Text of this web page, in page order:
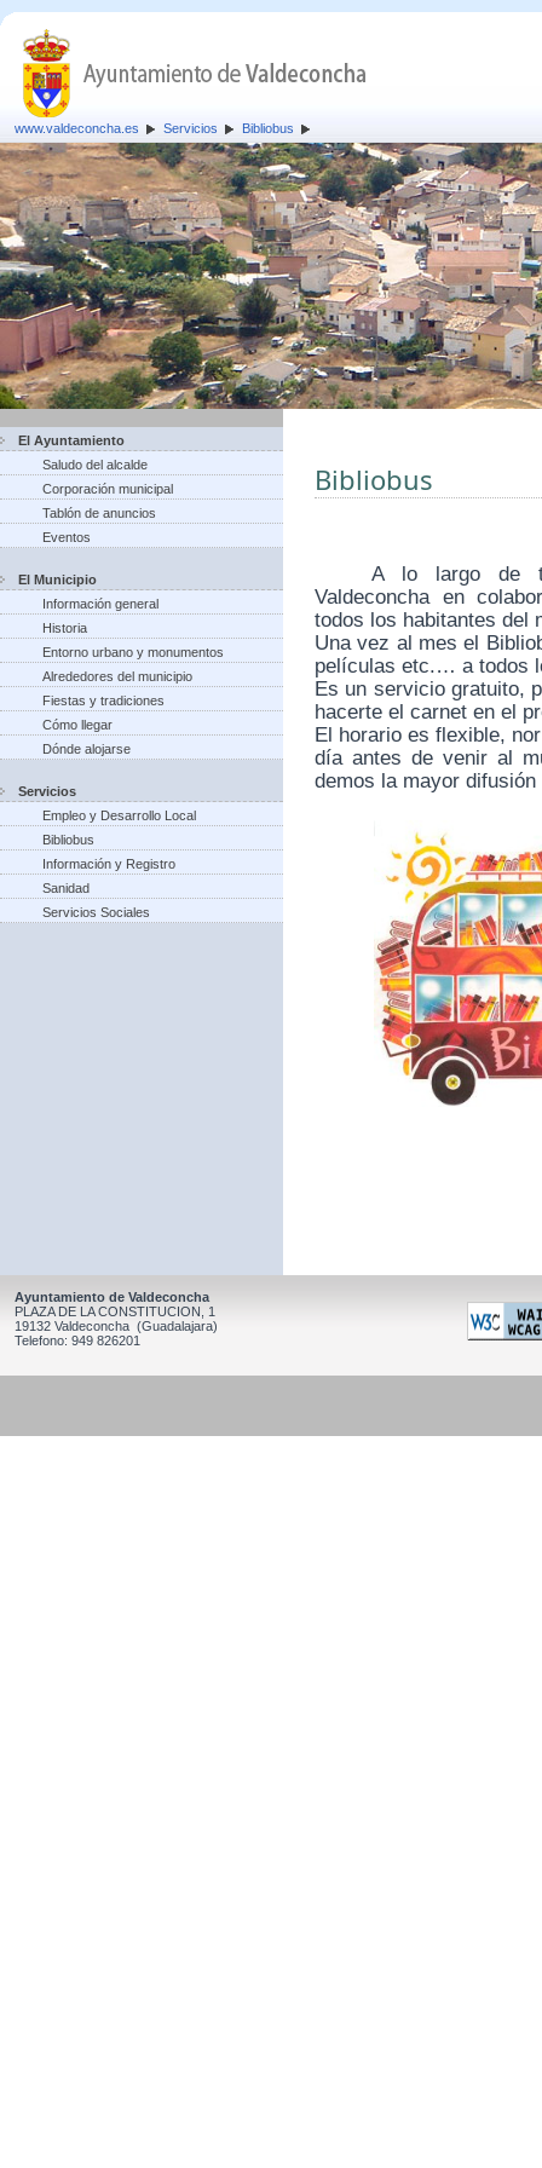
www.valdeconcha.es Servicios Bibliobus
El Ayuntamiento
Saludo del alcalde
Corporación municipal
Tablón de anuncios
Eventos
El Municipio
Información general
Historia
Entorno urbano y monumentos
Alrededores del municipio
Fiestas y tradiciones
Cómo llegar
Dónde alojarse
Servicios
Empleo y Desarrollo Local
Bibliobus
Información y Registro
Sanidad
Servicios Sociales
Bibliobus
A lo largo de
Valdeconcha en
todos los habitantes del
Una vez al mes el
películas etc.… a todos
Es un servicio gratuito,
hacerte el carnet en el
El horario es flexible,
día antes de venir al
demos la mayor difusión
Ayuntamiento de Valdeconcha
PLAZA DE LA CONSTITUCION, 1
19132 Valdeconcha (Guadalajara)
Telefono: 949 826201